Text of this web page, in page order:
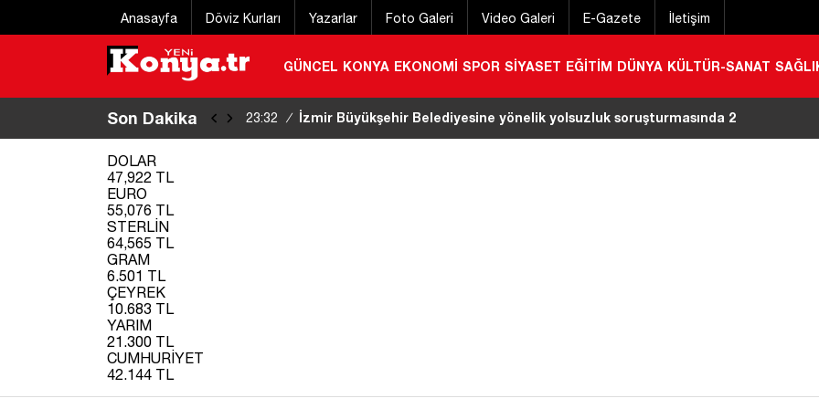
Anasayfa Döviz Kurları Yazarlar Foto Galeri Video Galeri E-Gazete İletişim
GÜNCEL KONYA EKONOMİ SPOR SİYASET EĞİTİM DÜNYA KÜLTÜR-SANAT
Son Dakika 22:20 / Eğitim uçağı kaza kırıma uğradı |
DOLAR
47,922 TL
EURO
55,076 TL
STERLİN
64,565 TL
GRAM
6.501 TL
ÇEYREK
10.683 TL
YARIM
21.300 TL
CUMHURİYET
42.144 TL